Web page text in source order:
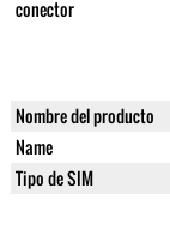
conector
Nombre del producto
Name
Tipo de SIM